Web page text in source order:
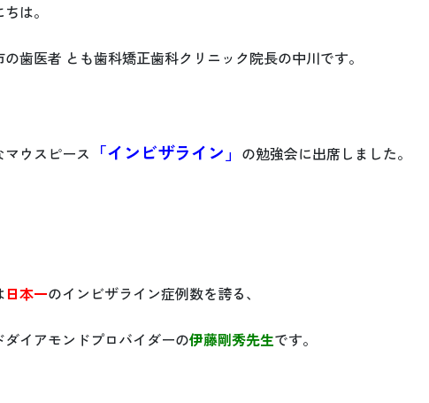
は。
歯医者 とも歯科矯正歯科クリニック院長の中川です。
マウスピース 「インビザライン」 の勉強会に出席しました。
日本一のインビザライン症例数を誇る、
ダイアモンドプロバイダーの伊藤剛秀先生です。